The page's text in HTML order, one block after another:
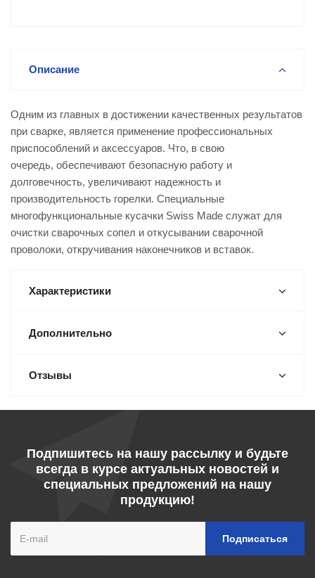
Описание
Одним из главных в достижении качественных результатов
при сварке, является применение профессиональных
приспособлений и аксессуаров. Что, в свою
очередь, обеспечивают безопасную работу и
долговечность, увеличивают надежность и
производительность горелки. Специальные
многофункциональные куcачки Swiss Made служат для
очистки сварочных сопел и откусывании сварочной
проволоки, откручивания наконечников и вставок.
Характеристики
Дополнительно
Отзывы
Подпишитесь на нашу рассылку и будьте
всегда в курсе актуальных новостей и
специальных предложений на нашу
продукцию!